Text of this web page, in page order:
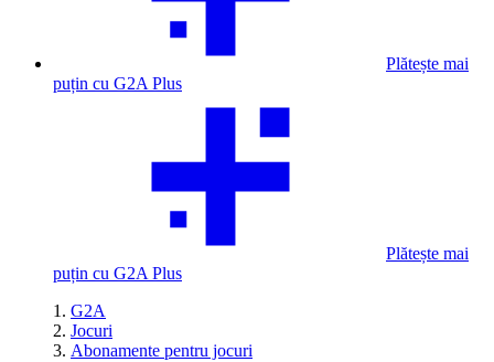
Plătește mai
puțin cu G2A Plus
Plătește mai
puțin cu G2A Plus
G2A
Jocuri
Abonamente pentru jocuri